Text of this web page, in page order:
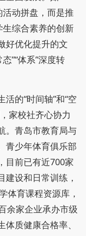
活动拼盘，而是推
生综合素养的创新
好优化提升的文
”“体系”深度转
的“时间轴”和“空
家校社齐心协力
。青岛市教育局与
青少年体育俱乐部
目前已有近700家
设和日常训练，
体育课程资源库，
余家企业承办市级
质健康合格率、